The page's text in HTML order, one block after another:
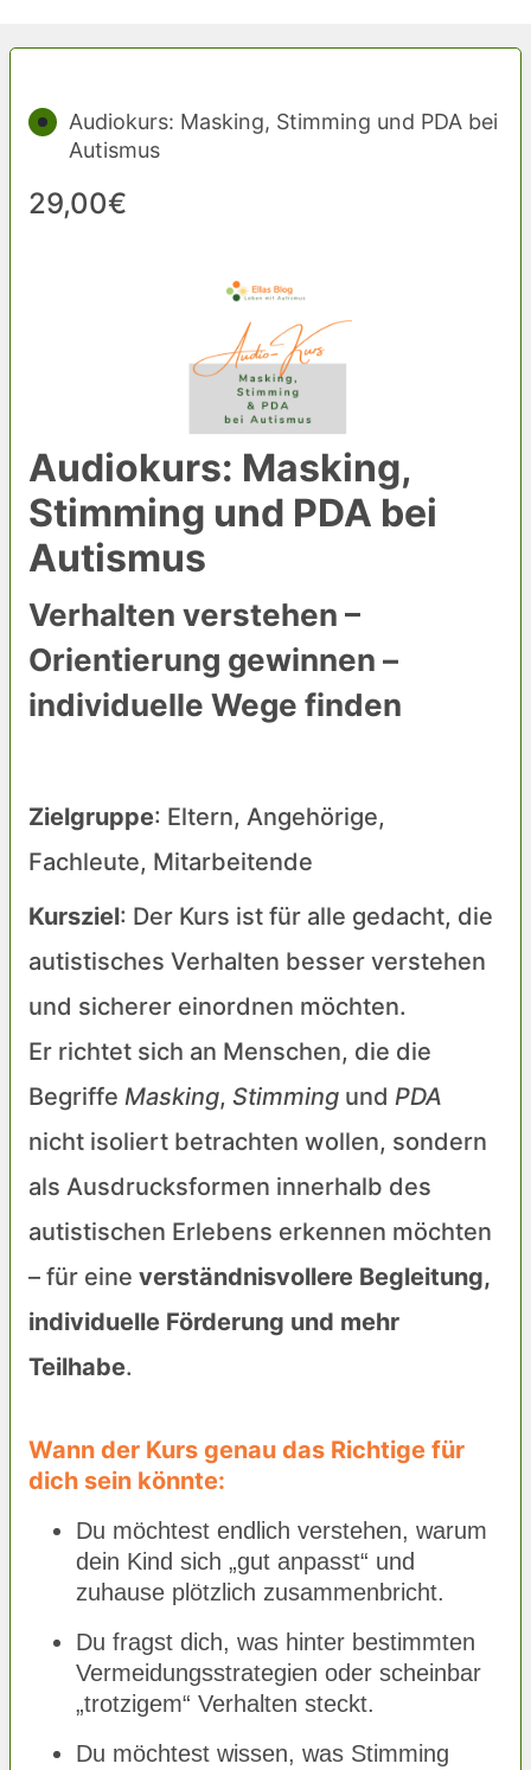
Audiokurs: Masking, Stimming und PDA bei
Autismus
29,00€
Audiokurs: Masking,
Stimming und PDA bei
Autismus
Verhalten verstehen –
Orientierung gewinnen –
individuelle Wege finden
Zielgruppe: Eltern, Angehörige,
Fachleute, Mitarbeitende
Kursziel: Der Kurs ist für alle gedacht, die
autistisches Verhalten besser verstehen
und sicherer einordnen möchten.
Er richtet sich an Menschen, die die
Begriffe Masking, Stimming und PDA
nicht isoliert betrachten wollen, sondern
als Ausdrucksformen innerhalb des
autistischen Erlebens erkennen möchten
– für eine verständnisvollere Begleitung,
individuelle Förderung und mehr
Teilhabe.
Wann der Kurs genau das Richtige für
dich sein könnte:
Du möchtest endlich verstehen, warum
dein Kind sich „gut anpasst“ und
zuhause plötzlich zusammenbricht.
Du fragst dich, was hinter bestimmten
Vermeidungsstrategien oder scheinbar
„trotzigem“ Verhalten steckt.
Du möchtest wissen, was Stimming